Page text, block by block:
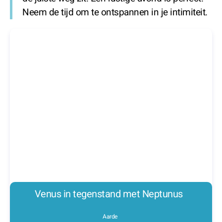
Neem de tijd om te ontspannen in je intimiteit.
Venus in tegenstand met Neptunus
Aarde